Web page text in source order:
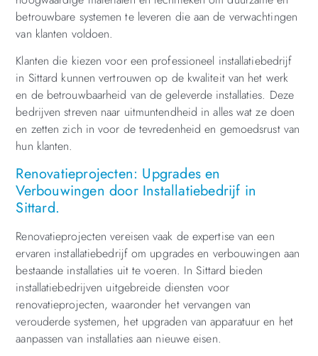
betrouwbare systemen te leveren die aan de verwachtingen
van klanten voldoen.
Klanten die kiezen voor een professioneel installatiebedrijf
in Sittard kunnen vertrouwen op de kwaliteit van het werk
en de betrouwbaarheid van de geleverde installaties. Deze
bedrijven streven naar uitmuntendheid in alles wat ze doen
en zetten zich in voor de tevredenheid en gemoedsrust van
hun klanten.
Renovatieprojecten: Upgrades en
Verbouwingen door Installatiebedrijf in
Sittard.
Renovatieprojecten vereisen vaak de expertise van een
ervaren installatiebedrijf om upgrades en verbouwingen aan
bestaande installaties uit te voeren. In Sittard bieden
installatiebedrijven uitgebreide diensten voor
renovatieprojecten, waaronder het vervangen van
verouderde systemen, het upgraden van apparatuur en het
aanpassen van installaties aan nieuwe eisen.